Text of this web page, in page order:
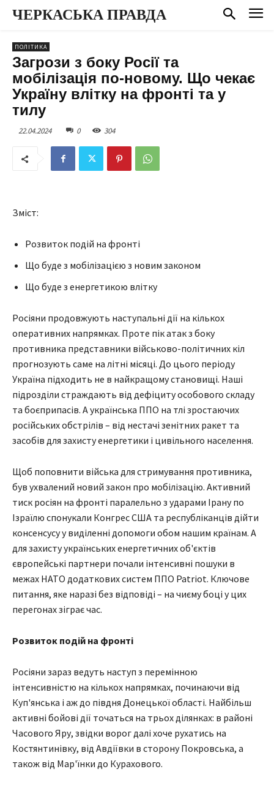
ЧЕРКАСЬКА ПРАВДА
ПОЛІТИКА
Загрози з боку Росії та
мобілізація по-новому. Що чекає
Україну влітку на фронті та у
тилу
22.04.2024 0 304
Зміст:
Розвиток подій на фронті
Що буде з мобілізацією з новим законом
Що буде з енергетикою влітку
Росіяни продовжують наступальні дії на кількох
оперативних напрямках. Проте пік атак з боку
противника представники військово-політичних кіл
прогнозують саме на літні місяці. До цього періоду
Україна підходить не в найкращому становищі. Наші
підрозділи страждають від дефіциту особового складу
та боєприпасів. А українська ППО на тлі зростаючих
російських обстрілів – від нестачі зенітних ракет та
засобів для захисту енергетики і цивільного населення.
Щоб поповнити війська для стримування противника,
був ухвалений новий закон про мобілізацію. Активний
тиск росіян на фронті паралельно з ударами Ірану по
Ізраїлю спонукали Конгрес США та республіканців дійти
консенсусу у виділенні допомоги обом нашим країнам. А
для захисту українських енергетичних об'єктів
європейські партнери почали інтенсивні пошуки в
межах НАТО додаткових систем ППО Patriot. Ключове
питання, яке наразі без відповіді – на чиєму боці у цих
перегонах зіграє час.
Розвиток подій на фронті
Росіяни зараз ведуть наступ з перемінною
інтенсивністю на кількох напрямках, починаючи від
Куп'янська і аж до півдня Донецької області. Найбільш
активні бойові дії точаться на трьох ділянках: в районі
Часового Яру, звідки ворог далі хоче рухатись на
Костянтинівку, від Авдіївки в сторону Покровська, а
також від Мар'їнки до Курахового.